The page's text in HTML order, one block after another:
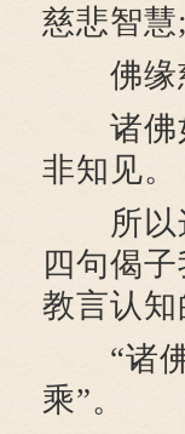
慈悲智慧
佛缘慈
诸佛如
非知见。
所以这
四句偈
教言认知
“诸佛
乘”。